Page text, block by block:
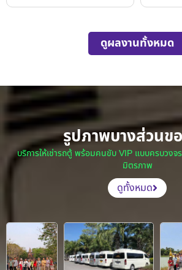
ดูผลงานทั้งหมด
รูปภาพบางส่วนขอ
บริการให้เช่ารถตู้ พร้อมคนขับ VIP แบบครบวงจ
มิตรภาพ
ดูทั้งหมด